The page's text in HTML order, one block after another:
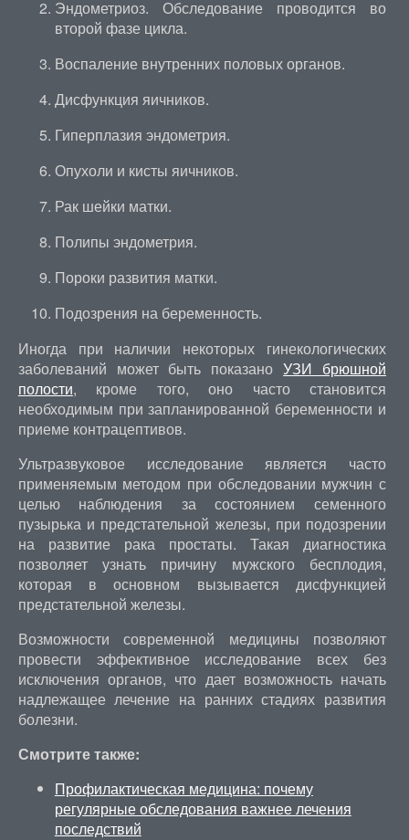
Эндометриоз. Обследование проводится во
второй фазе цикла.
Воспаление внутренних половых органов.
Дисфункция яичников.
Гиперплазия эндометрия.
Опухоли и кисты яичников.
Рак шейки матки.
Полипы эндометрия.
Пороки развития матки.
Подозрения на беременность.
Иногда при наличии некоторых гинекологических
заболеваний может быть показаноУЗИ брюшной
полости, кроме того, оно часто становится
необходимым при запланированной беременности и
приеме контрацептивов.
Ультразвуковое исследование является часто
применяемым методом при обследовании мужчин с
целью наблюдения за состоянием семенного
пузырька и предстательной железы, при подозрении
на развитие рака простаты. Такая диагностика
позволяет узнать причину мужского бесплодия,
которая в основном вызывается дисфункцией
предстательной железы.
Возможности современной медицины позволяют
провести эффективное исследование всех без
исключения органов, что дает возможность начать
надлежащее лечение на ранних стадиях развития
болезни.
Смотрите также:
Профилактическая медицина: почему
регулярные обследования важнее лечения
последствий